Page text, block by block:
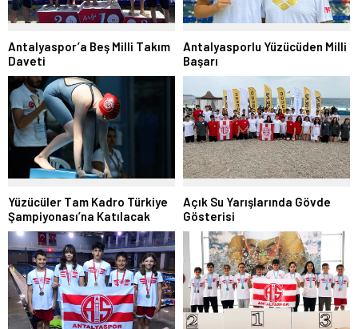
Antalyaspor’a Beş Milli Takım
Daveti
Antalyasporlu Yüzücüden Milli
Başarı
Yüzücüler Tam Kadro Türkiye
Şampiyonası’na Katılacak
Açık Su Yarışlarında Gövde
Gösterisi